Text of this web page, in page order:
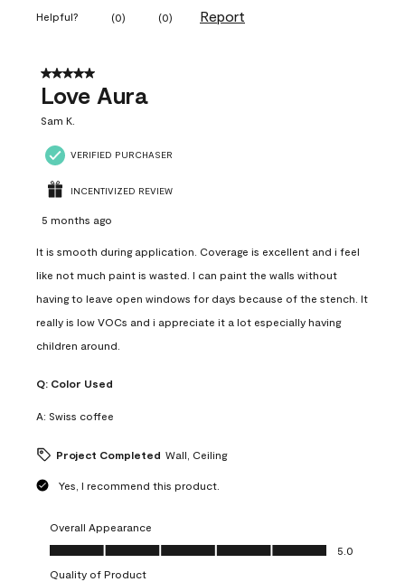
Helpful? (0) (0) Report
5 out of 5 stars.
Love Aura
Sam K.
VERIFIED PURCHASER
INCENTIVIZED REVIEW
5 months ago
It is smooth during application. Coverage is excellent and i feel
like not much paint is wasted. I can paint the walls without
having to leave open windows for days because of the stench. It
really is low VOCs and i appreciate it a lot especially having
children around.
Q: Color Used
A: Swiss coffee
Project Completed Wall, Ceiling
Yes, I recommend this product.
Overall Appearance
Overall Appearance, 5.0 out of 5
5.0
Quality of Product